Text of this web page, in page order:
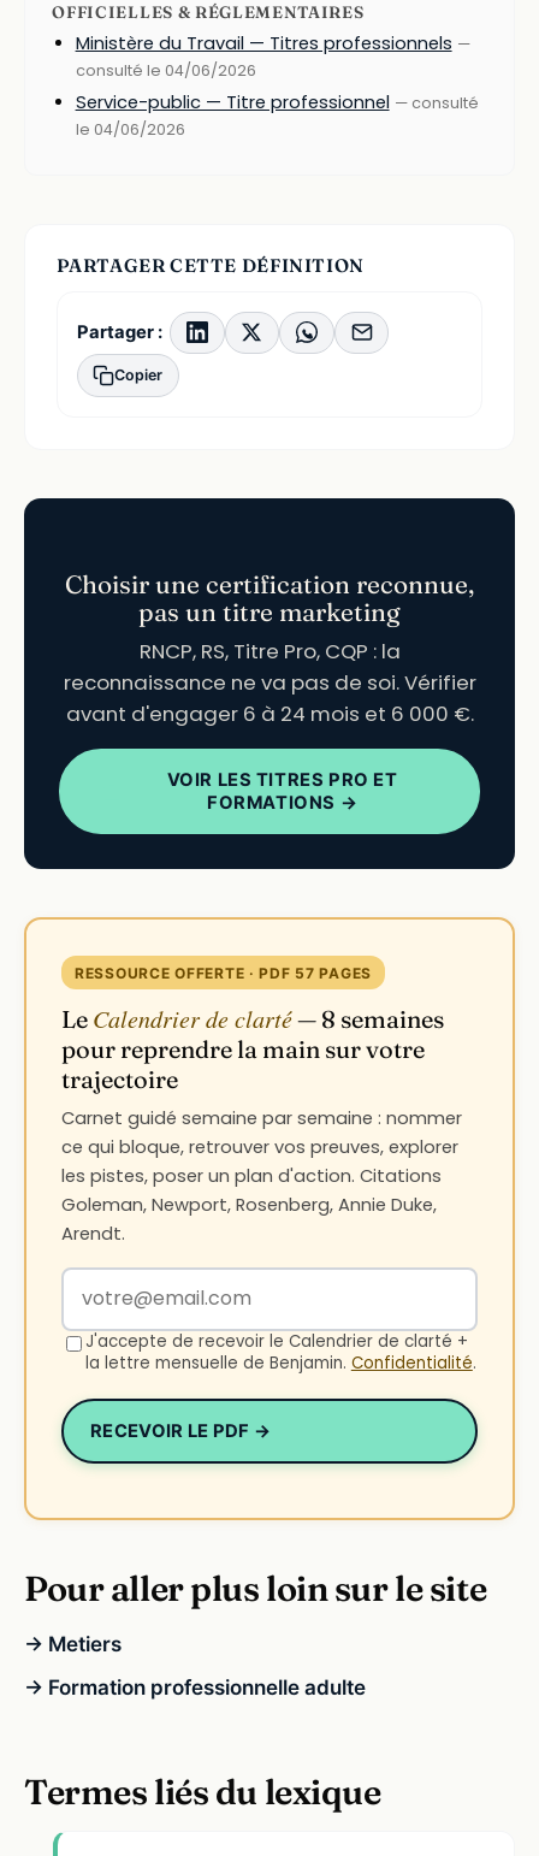
OFFICIELLES & RÉGLEMENTAIRES
Ministère du Travail — Titres professionnels —
consulté le 04/06/2026
Service-public — Titre professionnel — consulté
le 04/06/2026
PARTAGER CETTE DÉFINITION
Partager :
Copier
Choisir une certification reconnue,
pas un titre marketing
RNCP, RS, Titre Pro, CQP : la
reconnaissance ne va pas de soi. Vérifier
avant d'engager 6 à 24 mois et 6 000 €.
VOIR LES TITRES PRO ET
FORMATIONS →
RESSOURCE OFFERTE · PDF 57 PAGES
Le Calendrier de clarté— 8 semaines
pour reprendre la main sur votre
trajectoire
Carnet guidé semaine par semaine : nommer
ce qui bloque, retrouver vos preuves, explorer
les pistes, poser un plan d'action. Citations
Goleman, Newport, Rosenberg, Annie Duke,
Arendt.
Votre adresse email
J'accepte de recevoir le Calendrier de clarté +
la lettre mensuelle de Benjamin. Confidentialité.
RECEVOIR LE PDF →
Pour aller plus loin sur le site
→ Metiers
→ Formation professionnelle adulte
Termes liés du lexique